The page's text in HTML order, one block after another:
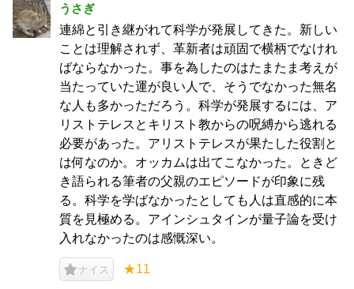
うさぎ
連綿と引き継がれて科学が発展してきた。新しい
ことは理解されず、革新者は頑固で横柄でなけれ
ばならなかった。事を為したのはたまたま考えが
当たっていた運が良い人で、そうでなかった無名
な人も多かっただろう。科学が発展するには、ア
リストテレスとキリスト教からの呪縛から逃れる
必要があった。アリストテレスが果たした役割と
は何なのか。オッカムは出てこなかった。ときど
き語られる筆者の父親のエピソードが印象に残
る。科学を学ばなかったとしても人は直感的に本
質を見極める。アインシュタインが量子論を受け
入れなかったのは感慨深い。
ナイス ★11